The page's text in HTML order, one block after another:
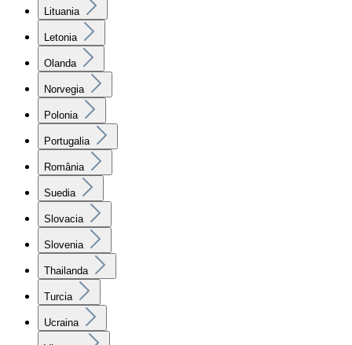
Lituania
Letonia
Olanda
Norvegia
Polonia
Portugalia
România
Suedia
Slovacia
Slovenia
Thailanda
Turcia
Ucraina